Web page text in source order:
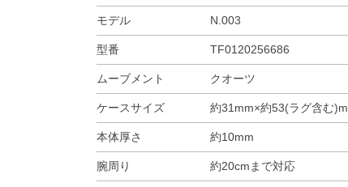
モデル N.003
型番 TF0120256686
ムーブメント クオーツ
ケースサイズ 約31mm×約53(ラグ含む
本体厚さ 約10mm
腕周り 約20cmまで対応